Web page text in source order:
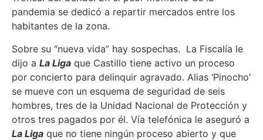
pandemia se dedicó a repartir mercados entre los
habitantes de la zona.
Sobre su “nueva vida” hay sospechas. La Fiscalía le
dijo a La Liga que Castillo tiene activo un proceso
por concierto para delinquir agravado. Alias ‘Pinocho’
se mueve con un esquema de seguridad de seis
hombres, tres de la Unidad Nacional de Protección y
otros tres pagados por él. Vía telefónica le aseguró a
La Liga que no tiene ningún proceso abierto y que